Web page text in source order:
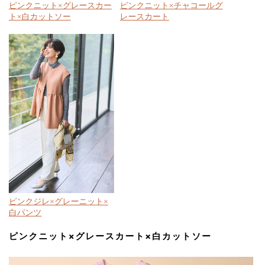
ピンクニット×グレースカー
ト×白カットソー
ピンクニット×チャコールグ
レースカート
ピンクジレ×グレーニット×
白パンツ
ピンクニット×グレースカート×白カットソー